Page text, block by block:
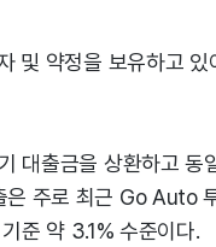
및 약정을 보유하고 있
대출금을 상환하고 동
주로 최근 Go Auto
준 약 3.1% 수준이다.